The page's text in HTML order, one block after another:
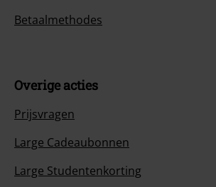
Betaalmethodes
Overige acties
Prijsvragen
Large Cadeaubonnen
Large Studentenkorting